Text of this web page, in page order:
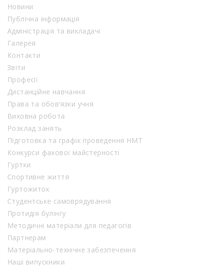
Новини
Публічна інформація
Адміністрація та викладачі
Галерея
Контакти
Звіти
Професії
Дистанційне навчання
Права та обов’язки учня
Виховна робота
Розклад занять
Підготовка та графік проведення НМТ
Конкурси фахової майстерності
Гуртки
Спортивне життя
Гуртожиток
Студентське самоврядування
Протидія булінгу
Методичні матеріали для педагогів
Партнерам
Матеріально-технічне забезпечення
Наші випускники